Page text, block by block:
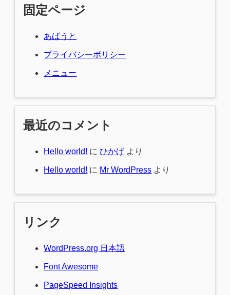
固定ページ
あばうと
プライバシーポリシー
メニュー
最近のコメント
Hello world! にひかげ より
Hello world! に Mr WordPress より
リンク
WordPress.org 日本語
Font Awesome
PageSpeed Insights